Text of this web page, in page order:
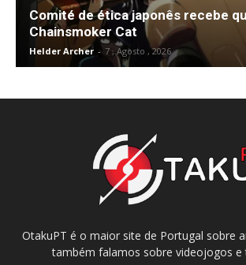
Comité de ética japonês recebe
Chainsmoker Cat
Helder Archer - 7 , Agosto , 2026
OtakuPT é o maior site de Portugal sobre
também falamos sobre videojogos e